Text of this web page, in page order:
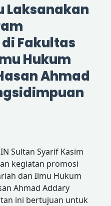
Laksanakan
Fakultas
Hukum
Ahmad
Sultan Syarif Kasim
kegiatan promosi
dan Ilmu Hukum
Ahmad Addary
ini bertujuan untuk